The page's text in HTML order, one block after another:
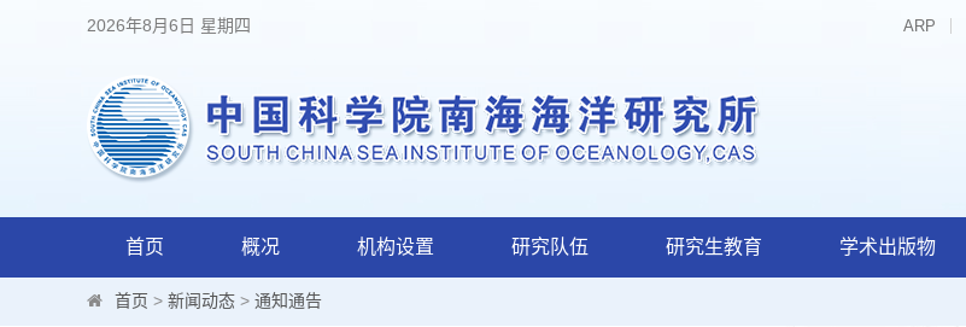
2026年8月6日 星期四 ARP
首页 概况 机构设置 研究队伍 研究生教育 学术出版物
首页 > 新闻动态 > 通知通告